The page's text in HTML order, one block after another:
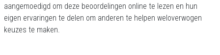
aangemoedigd om deze beoordelingen online te lezen en hun
eigen ervaringen te delen om anderen te helpen weloverwogen
keuzes te maken.